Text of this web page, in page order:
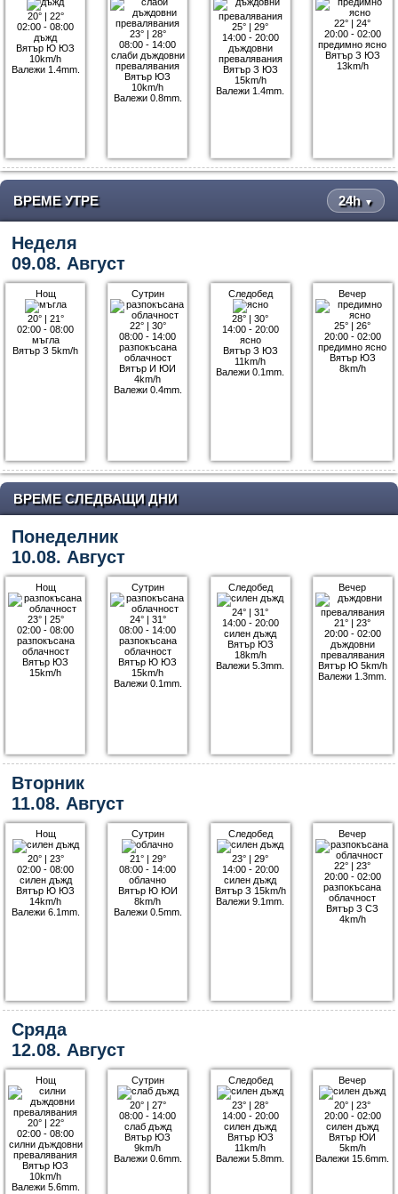
20°| 22°
02:00 - 08:00
дъжд
Вятър Ю ЮЗ
10km/h
Валежи 1.4mm.
23°| 28°
08:00 - 14:00
слаби дъждовни
превалявания
Вятър ЮЗ
10km/h
Валежи 0.8mm.
25° |29°
14:00 - 20:00
дъждовни
превалявания
Вятър З ЮЗ
15km/h
Валежи 1.4mm.
22° |24°
20:00 - 02:00
предимно ясно
Вятър З ЮЗ
13km/h
ВРЕМЕ УТРЕ 24h ▼
Неделя
09.08. Август
Нощ
20°| 21°
02:00 - 08:00
мъгла
Вятър З 5km/h
Сутрин
22°| 30°
08:00 - 14:00
разпокъсана
облачност
Вятър И ЮИ
4km/h
Валежи 0.4mm.
Следобед
28° |30°
14:00 - 20:00
ясно
Вятър З ЮЗ
11km/h
Валежи 0.1mm.
Вечер
25° |26°
20:00 - 02:00
предимно ясно
Вятър ЮЗ
8km/h
ВРЕМЕ СЛЕДВАЩИ ДНИ
Понеделник
10.08. Август
Нощ
23°| 25°
02:00 - 08:00
разпокъсана
облачност
Вятър ЮЗ
15km/h
Сутрин
24°| 31°
08:00 - 14:00
разпокъсана
облачност
Вятър Ю ЮЗ
15km/h
Валежи 0.1mm.
Следобед
24° |31°
14:00 - 20:00
силен дъжд
Вятър ЮЗ
18km/h
Валежи 5.3mm.
Вечер
21° |23°
20:00 - 02:00
дъждовни
превалявания
Вятър Ю 5km/h
Валежи 1.3mm.
Вторник
11.08. Август
Нощ
20°| 23°
02:00 - 08:00
силен дъжд
Вятър Ю ЮЗ
14km/h
Валежи 6.1mm.
Сутрин
21°| 29°
08:00 - 14:00
облачно
Вятър Ю ЮИ
8km/h
Валежи 0.5mm.
Следобед
23° |29°
14:00 - 20:00
силен дъжд
Вятър З 15km/h
Валежи 9.1mm.
Вечер
22° |23°
20:00 - 02:00
разпокъсана
облачност
Вятър З СЗ
4km/h
Сряда
12.08. Август
Нощ
20°| 22°
02:00 - 08:00
силни дъждовни
превалявания
Вятър ЮЗ
10km/h
Валежи 5.6mm.
Сутрин
20°| 27°
08:00 - 14:00
слаб дъжд
Вятър ЮЗ
9km/h
Валежи 0.6mm.
Следобед
23° |28°
14:00 - 20:00
силен дъжд
Вятър ЮЗ
11km/h
Валежи 5.8mm.
Вечер
20° |23°
20:00 - 02:00
силен дъжд
Вятър ЮИ
5km/h
Валежи 15.6mm.